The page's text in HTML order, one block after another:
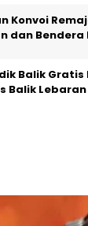
Konvoi
dan Bendera
Balik Gratis
Balik